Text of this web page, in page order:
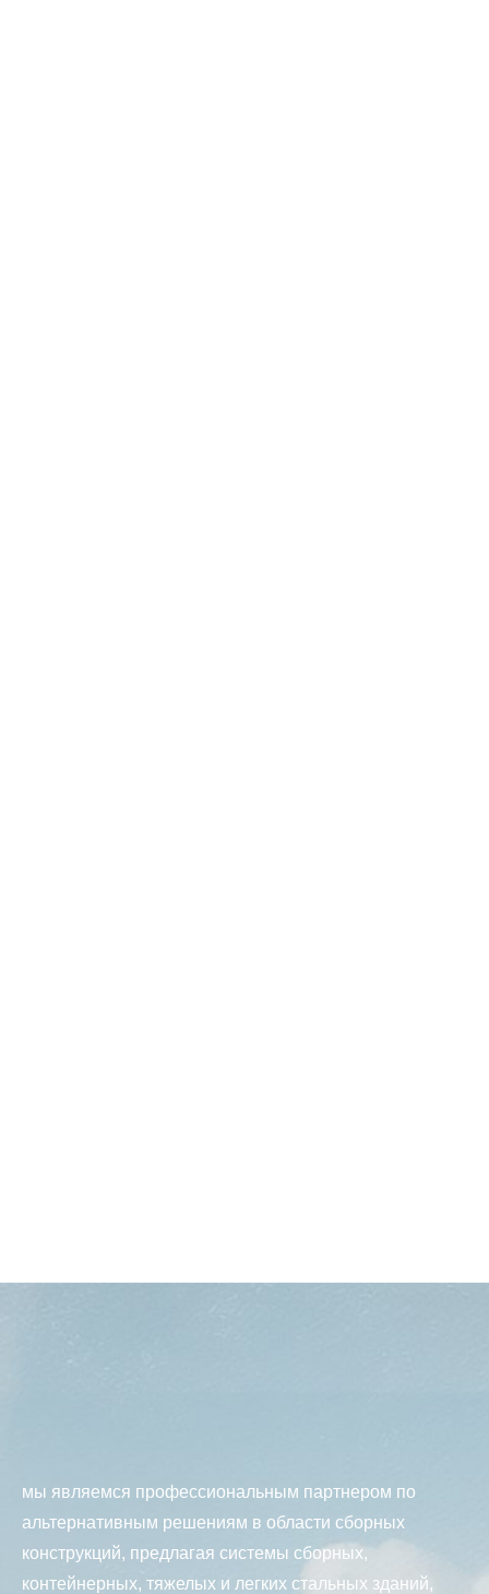
мы являемся профессиональным партнером по
альтернативным решениям в области сборных
конструкций, предлагая системы сборных,
контейнерных, тяжелых и легких стальных зданий,